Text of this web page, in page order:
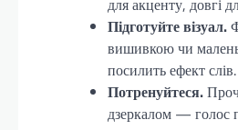
для акценту, довгі
Підготуйте візуал.
вишивкою чи
посилить ефект слів.
Потренуйтеся.
дзеркалом — голос